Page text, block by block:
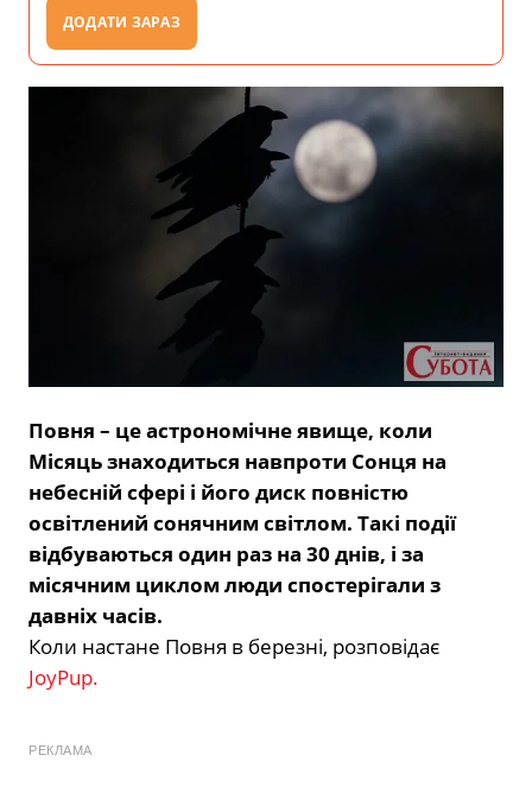
ДОДАТИ ЗАРАЗ
Повня – це астрономічне явище, коли
Місяць знаходиться навпроти Сонця на
небесній сфері і його диск повністю
освітлений сонячним світлом. Такі події
відбуваються один раз на 30 днів, і за
місячним циклом люди спостерігали з
давніх часів.
Коли настане Повня в березні, розповідає
JoyPup.
РЕКЛАМА